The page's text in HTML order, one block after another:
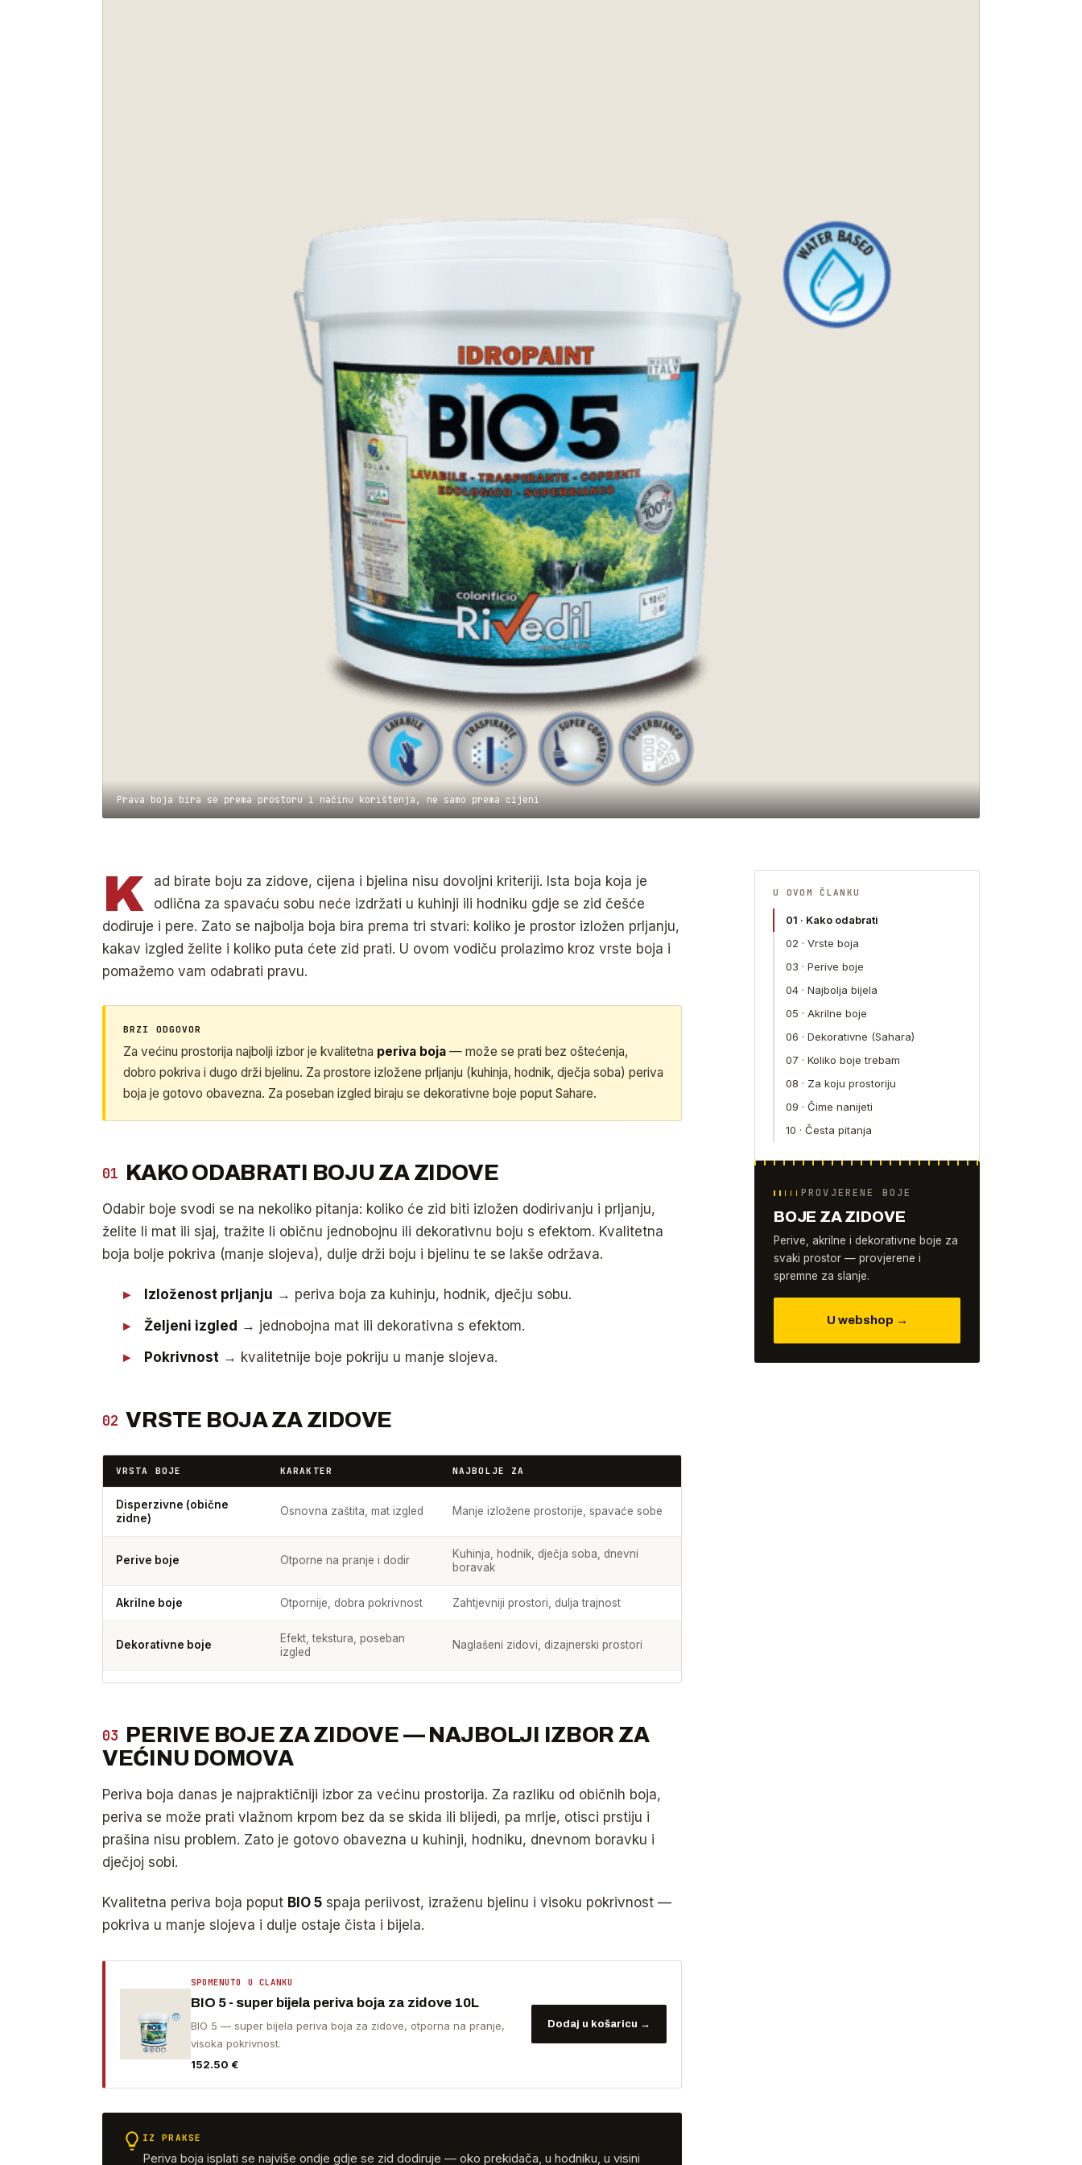
Prava boja bira se prema prostoru i načinu korištenja, ne samo prema cijeni
K
ad birate boju za zidove, cijena i bjelina nisu dovoljni kriteriji. Ista boja koja je
odlična za spavaću sobu neće izdržati u kuhinji ili hodniku gdje se zid češće
dodiruje i pere. Zato se najbolja boja bira prema tri stvari: koliko je prostor izložen prljanju,
kakav izgled želite i koliko puta ćete zid prati. U ovom vodiču prolazimo kroz vrste boja i
pomažemo vam odabrati pravu.
BRZI ODGOVOR
Za većinu prostorija najbolji izbor je kvalitetna periva boja — može se prati bez oštećenja,
dobro pokriva i dugo drži bjelinu. Za prostore izložene prljanju (kuhinja, hodnik, dječja soba) periva
boja je gotovo obavezna. Za poseban izgled biraju se dekorativne boje poput Sahare.
01 KAKO ODABRATI BOJU ZA ZIDOVE
Odabir boje svodi se na nekoliko pitanja: koliko će zid biti izložen dodirivanju i prljanju,
želite li mat ili sjaj, tražite li običnu jednobojnu ili dekorativnu boju s efektom. Kvalitetna
boja bolje pokriva (manje slojeva), dulje drži boju i bjelinu te se lakše održava.
Izloženost prljanju → periva boja za kuhinju, hodnik, dječju sobu.
Željeni izgled → jednobojna mat ili dekorativna s efektom.
Pokrivnost → kvalitetnije boje pokriju u manje slojeva.
02 VRSTE BOJA ZA ZIDOVE
VRSTA BOJE KARAKTER NAJBOLJE ZA
Disperzivne (obične
zidne)
Osnovna zaštita, mat izgled Manje izložene prostorije, spavaće sobe
Perive boje Otporne na pranje i dodir
Kuhinja, hodnik, dječja soba, dnevni
boravak
Akrilne boje Otpornije, dobra pokrivnost Zahtjevniji prostori, dulja trajnost
Dekorativne boje
Efekt, tekstura, poseban
izgled
Naglašeni zidovi, dizajnerski prostori
03 PERIVE BOJE ZA ZIDOVE — NAJBOLJI IZBOR ZA
VEĆINU DOMOVA
Periva boja danas je najpraktičniji izbor za većinu prostorija. Za razliku od običnih boja,
periva se može prati vlažnom krpom bez da se skida ili blijedi, pa mrlje, otisci prstiju i
prašina nisu problem. Zato je gotovo obavezna u kuhinji, hodniku, dnevnom boravku i
dječjoj sobi.
Kvalitetna periva boja poput BIO 5 spaja periivost, izraženu bjelinu i visoku pokrivnost —
pokriva u manje slojeva i dulje ostaje čista i bijela.
SPOMENUTO U CLANKU
BIO 5 - super bijela periva boja za zidove 10L
BIO 5 — super bijela periva boja za zidove, otporna na pranje,
visoka pokrivnost.
152.50 €
Dodaj u košaricu →
IZ PRAKSE
Periva boja isplati se najviše ondje gdje se zid dodiruje — oko prekidača, u hodniku, u visini
U OVOM ČLANKU
01 · Kako odabrati
02 · Vrste boja
03 · Perive boje
04 · Najbolja bijela
05 · Akrilne boje
06 · Dekorativne (Sahara)
07 · Koliko boje trebam
08 · Za koju prostoriju
09 · Čime nanijeti
10 · Česta pitanja
PROVJERENE BOJE
BOJE ZA ZIDOVE
Perive, akrilne i dekorativne boje za
svaki prostor — provjerene i
spremne za slanje.
U webshop →